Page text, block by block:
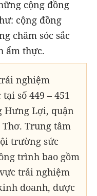
cộng đồng
cộng đồng
chăm sóc sắc
ẩm thực.
nghiệm
số 449 – 451
Hưng Lợi, quận
Trung tâm
trường sức
trình bao gồm
trải nghiệm
doanh, được